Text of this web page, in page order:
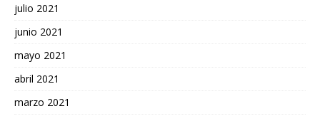
julio 2021
junio 2021
mayo 2021
abril 2021
marzo 2021